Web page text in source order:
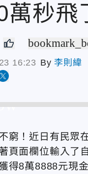
萬秒飛
16:23 By 李則緯
窮！近日有民眾
頁面欄位輸入了
得8萬8888元現